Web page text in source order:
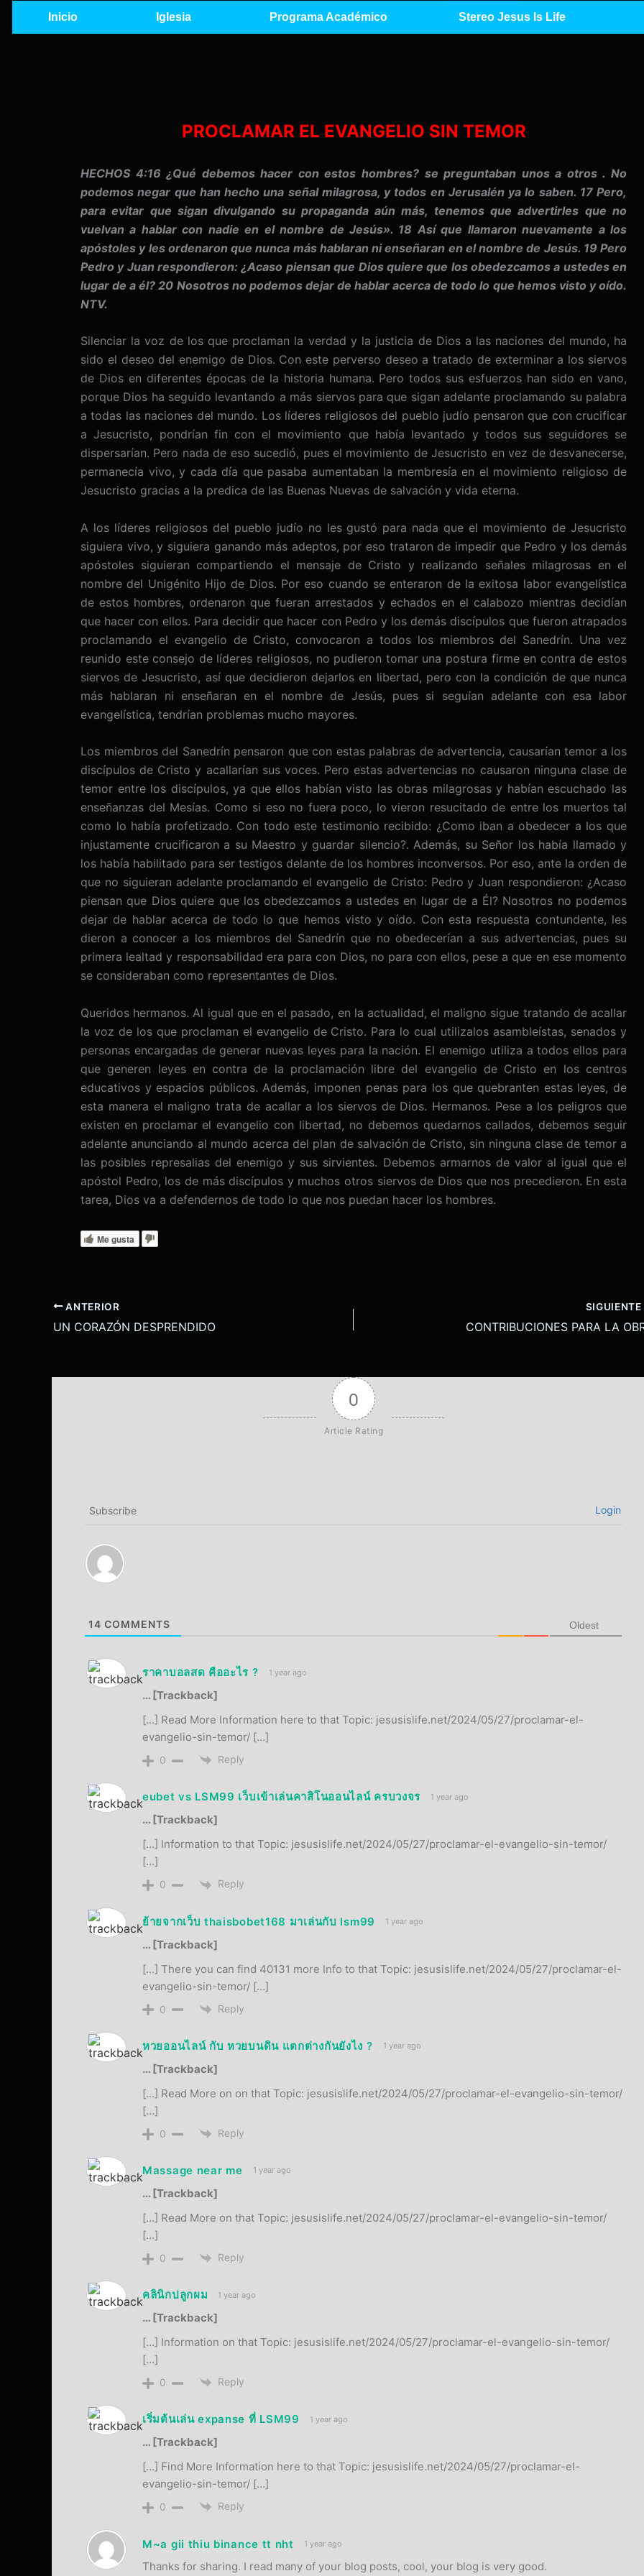
Inicio Iglesia Programa Académico Stereo Jesus Is Life
PROCLAMAR EL EVANGELIO SIN TEMOR
HECHOS 4:16 ¿Qué debemos hacer con estos hombres? se preguntaban unos a otros . No
podemos negar que han hecho una señal milagrosa, y todos en Jerusalén ya lo saben. 17 Pero,
para evitar que sigan divulgando su propaganda aún más, tenemos que advertirles que no
vuelvan a hablar con nadie en el nombre de Jesús». 18 Así que llamaron nuevamente a los
apóstoles y les ordenaron que nunca más hablaran ni enseñaran en el nombre de Jesús. 19 Pero
Pedro y Juan respondieron: ¿Acaso piensan que Dios quiere que los obedezcamos a ustedes en
lugar de a él? 20 Nosotros no podemos dejar de hablar acerca de todo lo que hemos visto y oído.
NTV.
Silenciar la voz de los que proclaman la verdad y la justicia de Dios a las naciones del mundo, ha
sido el deseo del enemigo de Dios. Con este perverso deseo a tratado de exterminar a los siervos
de Dios en diferentes épocas de la historia humana. Pero todos sus esfuerzos han sido en vano,
porque Dios ha seguido levantando a más siervos para que sigan adelante proclamando su palabra
a todas las naciones del mundo. Los líderes religiosos del pueblo judío pensaron que con crucificar
a Jesucristo, pondrían fin con el movimiento que había levantado y todos sus seguidores se
dispersarían. Pero nada de eso sucedió, pues el movimiento de Jesucristo en vez de desvanecerse,
permanecía vivo, y cada día que pasaba aumentaban la membresía en el movimiento religioso de
Jesucristo gracias a la predica de las Buenas Nuevas de salvación y vida eterna.
A los líderes religiosos del pueblo judío no les gustó para nada que el movimiento de Jesucristo
siguiera vivo, y siguiera ganando más adeptos, por eso trataron de impedir que Pedro y los demás
apóstoles siguieran compartiendo el mensaje de Cristo y realizando señales milagrosas en el
nombre del Unigénito Hijo de Dios. Por eso cuando se enteraron de la exitosa labor evangelística
de estos hombres, ordenaron que fueran arrestados y echados en el calabozo mientras decidían
que hacer con ellos. Para decidir que hacer con Pedro y los demás discípulos que fueron atrapados
proclamando el evangelio de Cristo, convocaron a todos los miembros del Sanedrín. Una vez
reunido este consejo de líderes religiosos, no pudieron tomar una postura firme en contra de estos
siervos de Jesucristo, así que decidieron dejarlos en libertad, pero con la condición de que nunca
más hablaran ni enseñaran en el nombre de Jesús, pues si seguían adelante con esa labor
evangelística, tendrían problemas mucho mayores.
Los miembros del Sanedrín pensaron que con estas palabras de advertencia, causarían temor a los
discípulos de Cristo y acallarían sus voces. Pero estas advertencias no causaron ninguna clase de
temor entre los discípulos, ya que ellos habían visto las obras milagrosas y habían escuchado las
enseñanzas del Mesías. Como si eso no fuera poco, lo vieron resucitado de entre los muertos tal
como lo había profetizado. Con todo este testimonio recibido: ¿Como iban a obedecer a los que
injustamente crucificaron a su Maestro y guardar silencio?. Además, su Señor los había llamado y
los había habilitado para ser testigos delante de los hombres inconversos. Por eso, ante la orden de
que no siguieran adelante proclamando el evangelio de Cristo: Pedro y Juan respondieron: ¿Acaso
piensan que Dios quiere que los obedezcamos a ustedes en lugar de a Él? Nosotros no podemos
dejar de hablar acerca de todo lo que hemos visto y oído. Con esta respuesta contundente, les
dieron a conocer a los miembros del Sanedrín que no obedecerían a sus advertencias, pues su
primera lealtad y responsabilidad era para con Dios, no para con ellos, pese a que en ese momento
se consideraban como representantes de Dios.
Queridos hermanos. Al igual que en el pasado, en la actualidad, el maligno sigue tratando de acallar
la voz de los que proclaman el evangelio de Cristo. Para lo cual utilizalos asambleístas, senados y
personas encargadas de generar nuevas leyes para la nación. El enemigo utiliza a todos ellos para
que generen leyes en contra de la proclamación libre del evangelio de Cristo en los centros
educativos y espacios públicos. Además, imponen penas para los que quebranten estas leyes, de
esta manera el maligno trata de acallar a los siervos de Dios. Hermanos. Pese a los peligros que
existen en proclamar el evangelio con libertad, no debemos quedarnos callados, debemos seguir
adelante anunciando al mundo acerca del plan de salvación de Cristo, sin ninguna clase de temor a
las posibles represalias del enemigo y sus sirvientes. Debemos armarnos de valor al igual que el
apóstol Pedro, los de más discípulos y muchos otros siervos de Dios que nos precedieron. En esta
tarea, Dios va a defendernos de todo lo que nos puedan hacer los hombres.
Me gusta
ANTERIOR
UN CORAZÓN DESPRENDIDO
SIGUIENTE
CONTRIBUCIONES PARA LA
0
Article Rating
Subscribe Login
14 COMMENTS Oldest
ราคาบอลสด คืออะไร ? 1 year ago
… [Trackback]
[…] Read More Information here to that Topic: jesusislife.net/2024/05/27/proclamar-el-
evangelio-sin-temor/ […]
0 Reply
eubet vs LSM99 เว็บเข้าเล่นคาสิโนออนไลน์ ครบวงจร 1 year ago
… [Trackback]
[…] Information to that Topic: jesusislife.net/2024/05/27/proclamar-el-evangelio-sin-temor/
[…]
0 Reply
ย้ายจากเว็บ thaisbobet168 มาเล่นกับ lsm99 1 year ago
… [Trackback]
[…] There you can find 40131 more Info to that Topic: jesusislife.net/2024/05/27/proclamar-el-
evangelio-sin-temor/ […]
0 Reply
หวยออนไลน์ กับ หวยบนดิน แตกต่างกันยังไง ? 1 year ago
… [Trackback]
[…] Read More on on that Topic: jesusislife.net/2024/05/27/proclamar-el-evangelio-sin-temor/
[…]
0 Reply
Massage near me 1 year ago
… [Trackback]
[…] Read More on that Topic: jesusislife.net/2024/05/27/proclamar-el-evangelio-sin-temor/
[…]
0 Reply
คลินิกปลูกผม 1 year ago
… [Trackback]
[…] Information on that Topic: jesusislife.net/2024/05/27/proclamar-el-evangelio-sin-temor/
[…]
0 Reply
เริ่มต้นเล่น expanse ที่ LSM99 1 year ago
… [Trackback]
[…] Find More Information here to that Topic: jesusislife.net/2024/05/27/proclamar-el-
evangelio-sin-temor/ […]
0 Reply
M~a gii thiu binance tt nht 1 year ago
Thanks for sharing. I read many of your blog posts, cool, your blog is very good.